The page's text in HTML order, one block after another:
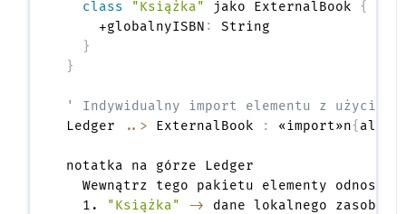
class "Książka" jako ExternalBook {
    +globalnyISBN
:
String
}
}
' Indywidualny import elementu z
Ledger
..> ExternalBook : «import»n{ alias
notatka na górze Ledger
Wewnątrz tego pakietu elementy odnoszą
  1.
"Książka" ->
dane lokalnego zasobu